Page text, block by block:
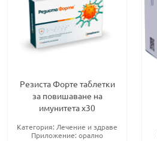
Резиста Форте таблетки
за повишаване на
имунитета х30
Категория: Лечение и здраве
Приложение: орално